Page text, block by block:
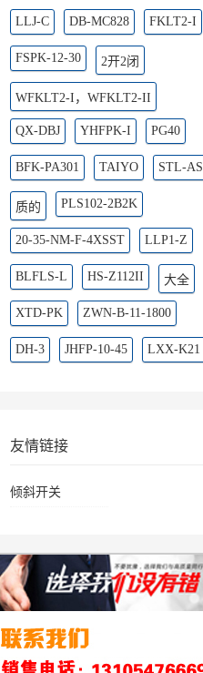
LLJ-C DB-MC828 FKLT2-I
FSPK-12-30 2开2闭
WFKLT2-I，WFKLT2-II
QX-DBJ YHFPK-I PG40
BFK-PA301 TAIYO STL-AS
质的 PLS102-2B2K
20-35-NM-F-4XSST LLP1-Z
BLFLS-L HS-Z112II 大全
XTD-PK ZWN-B-11-1800
DH-3 JHFP-10-45 LXX-K21
友情链接
倾斜开关